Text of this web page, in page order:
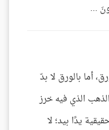
...
أما بالورق لا بدّ
الذي فيه خرز
يدًا بيد؛ لا